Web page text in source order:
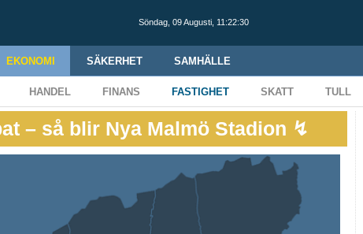
Söndag, 09 Augusti, 11:22:31
EKONOMI SÄKERHET SAMHÄLLE
HANDEL FINANS FASTIGHET SKATT TULL
– så blir Nya Malmö Stadion ↯